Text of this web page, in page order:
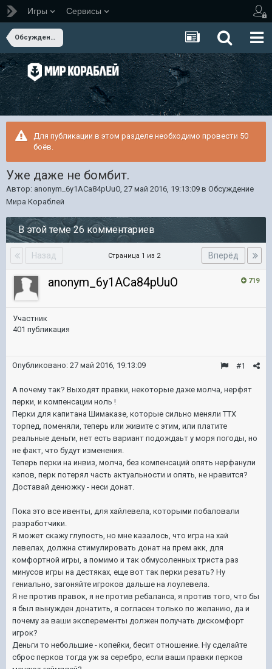
Игры Сервисы
Обсуждение Мира Кораблей
Для публикации в этом разделе необходимо провести 50
боёв.
Уже даже не бомбит.
Автор: anonym_6y1ACa84pUuO, 27 май 2016, 19:13:09 в Обсуждение
Мира Кораблей
В этой теме 26 комментариев
Назад Вперёд
Страница 1 из 2
719
anonym_6y1ACa84pUuO
Участник
401 публикация
#1
Опубликовано: 27 май 2016, 19:13:09
А почему так? Выходят правки, некоторые даже молча, нерфят
перки, и компенсации ноль !
Перки для капитана Шимаказе, которые сильно меняли ТТХ
торпед, поменяли, теперь или живите с этим, или платите
реальные деньги, нет есть вариант подождаьт у моря погоды, но
не факт, что будут изменения.
Теперь перки на инвиз, молча, без компенсаций опять нерфанули
кэпов, перк потерял часть актуальности и опять, не нравится?
Доставай денюжку - неси донат.
Пока это все ивенты, для хайлевела, которыми побаловали
разработчики.
Я может скажу глупость, но мне казалось, что игра на хай
левелах, должна стимулировать донат на прем акк, для
комфортной игры, а помимо и так обмусоленных триста раз
минусов игры на дестяках, еще вот так перки резать? Ну
гениально, загоняйте игроков дальше на лоулевела.
Я не против правок, я не против ребаланса, я против того, что бы
я был вынужден донатить, я согласен только по желанию, да и
почему за ваши эксперементы должен получать дискомфорт
игрок?
Деньги то небольшие - копейки, бесит отношение. Ну сделайте
сброс перков тогда уж за серебро, если ваши правки перков